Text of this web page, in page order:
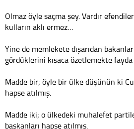
Olmaz öyle saçma şey. Vardır
kulların aklı ermez…
Yine de memlekete dışarıdan
gördüklerini kısaca özetlemekte
Madde bir; öyle bir ülke düşünün ki
hapse atılmış.
Madde iki; o ülkedeki muhalefet
başkanları hapse atılmış.